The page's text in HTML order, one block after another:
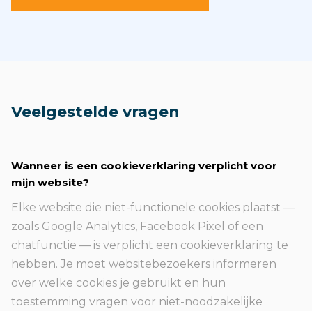
Veelgestelde vragen
Wanneer is een cookieverklaring verplicht voor
mijn website?
Elke website die niet-functionele cookies plaatst —
zoals Google Analytics, Facebook Pixel of een
chatfunctie — is verplicht een cookieverklaring te
hebben. Je moet websitebezoekers informeren
over welke cookies je gebruikt en hun
toestemming vragen voor niet-noodzakelijke